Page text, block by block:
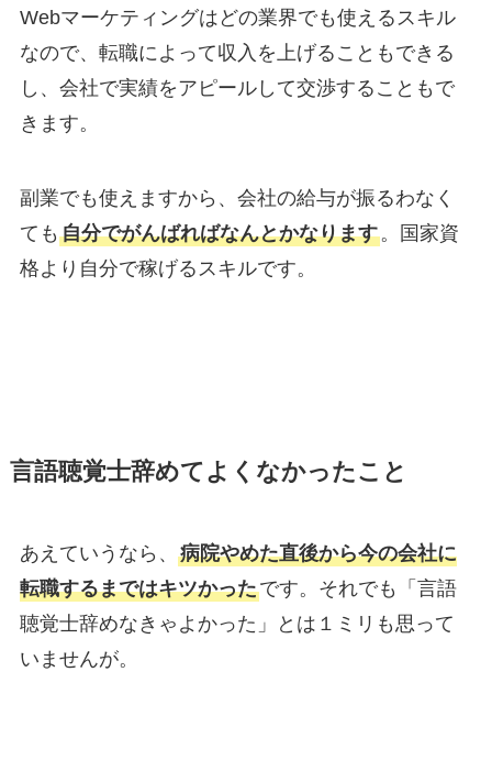
Webマーケティングはどの業界でも使えるスキル
なので、転職によって収入を上げることもできる
し、会社で実績をアピールして交渉することもで
きます。
副業でも使えますから、会社の給与が振るわなく
ても 自分でがんばればなんとかなります。国家資
格より自分で稼げるスキルです。
言語聴覚士辞めてよくなかったこと
あえていうなら、 病院やめた直後から今の会社に
転職するまではキツかったです。それでも「言語
聴覚士辞めなきゃよかった」とは１ミリも思って
いませんが。